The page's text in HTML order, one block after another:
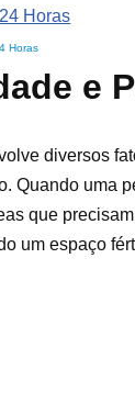
Horas
e
diversos
Quando uma
que
um espaço